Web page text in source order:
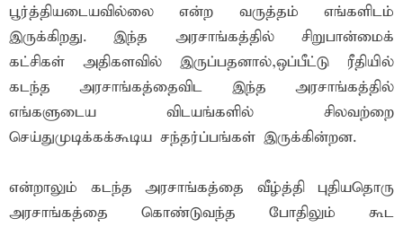
பூர்த்தியடையவில்லை என்ற வருத்தம் எங்களிடம்
இருக்கிறது. இந்த அரசாங்கத்தில் சிறுபான்மைக்
கட்சிகள் அதிகளவில் இருப்பதனால்,ஒப்பீட்டு ரீதியில்
கடந்த அரசாங்கத்தைவிட இந்த அரசாங்கத்தில்
எங்களுடைய விடயங்களில் சிலவற்றை
செய்துமுடிக்கக்கூடிய சந்தர்ப்பங்கள் இருக்கின்றன.
என்றாலும் கடந்த அரசாங்கத்தை வீழ்த்தி புதியதொரு
அரசாங்கத்தை கொண்டுவந்த போதிலும் கூட